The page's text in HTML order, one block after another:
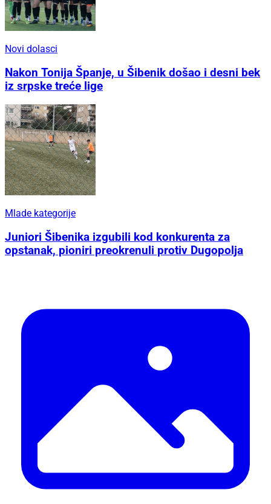
Novi dolasci
Nakon Tonija Španje, u Šibenik došao i desni bek
iz srpske treće lige
Mlade kategorije
Juniori Šibenika izgubili kod konkurenta za
opstanak, pioniri preokrenuli protiv Dugopolja